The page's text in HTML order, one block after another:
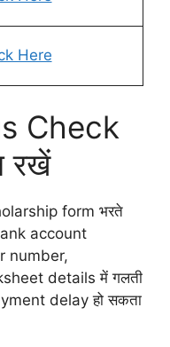
Here
Check
रखें
form भरते
account
number,
details में गलती
delay हो सकता